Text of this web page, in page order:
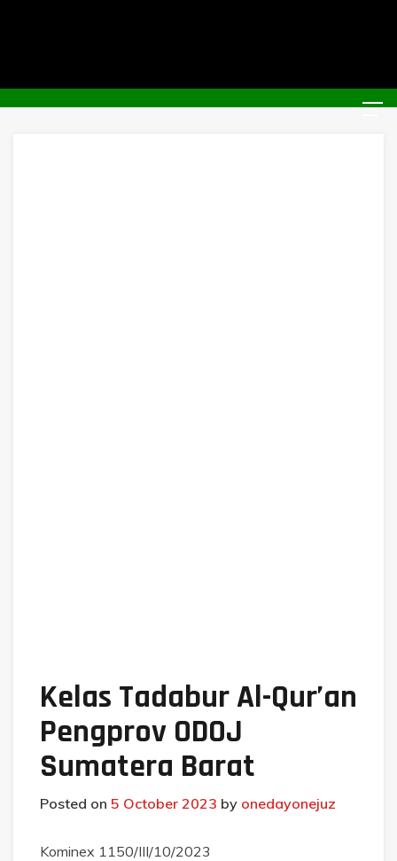
Kelas Tadabur Al-Qur’an
Pengprov ODOJ
Sumatera Barat
Posted on 5 October 2023 by onedayonejuz
Kominex 1150/III/10/2023